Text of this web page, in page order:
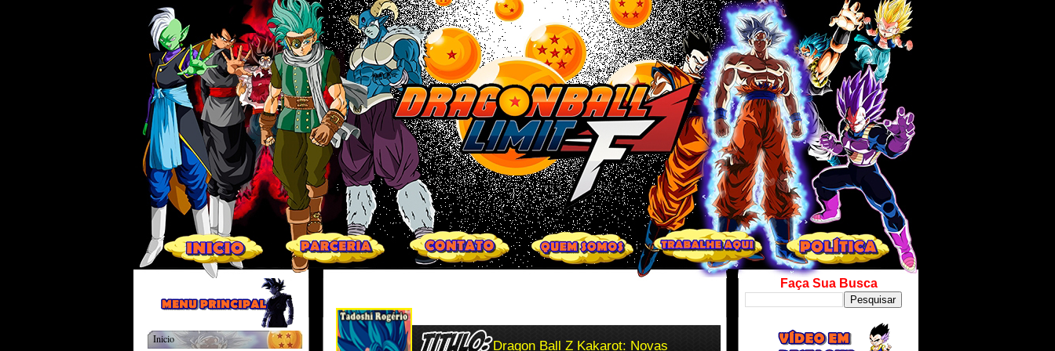
Dragon Ball Z Kakarot: Novas
Inicio
Faça Sua Busca